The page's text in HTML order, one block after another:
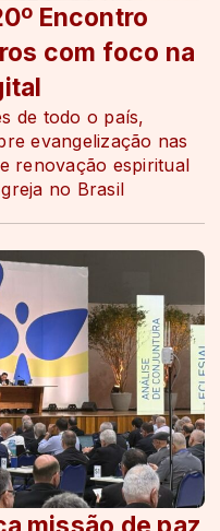
Encontro
com foco na
de todo o país,
evangelização nas
renovação espiritual
no Brasil